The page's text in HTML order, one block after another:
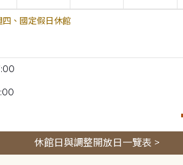
、國定假日休館
休館日與調整開放日一覽表 >